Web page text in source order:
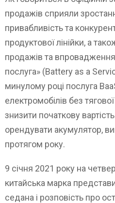
продажів сприяли
привабливість та
продуктової лінійки, а
продажів та
послуга» (Battery as a
минулому році послуга
електромобілів без
знизити початкову
орендувати акумулятор,
протягом року.
9 січня 2021 року на
китайська марка
седана і розповість про